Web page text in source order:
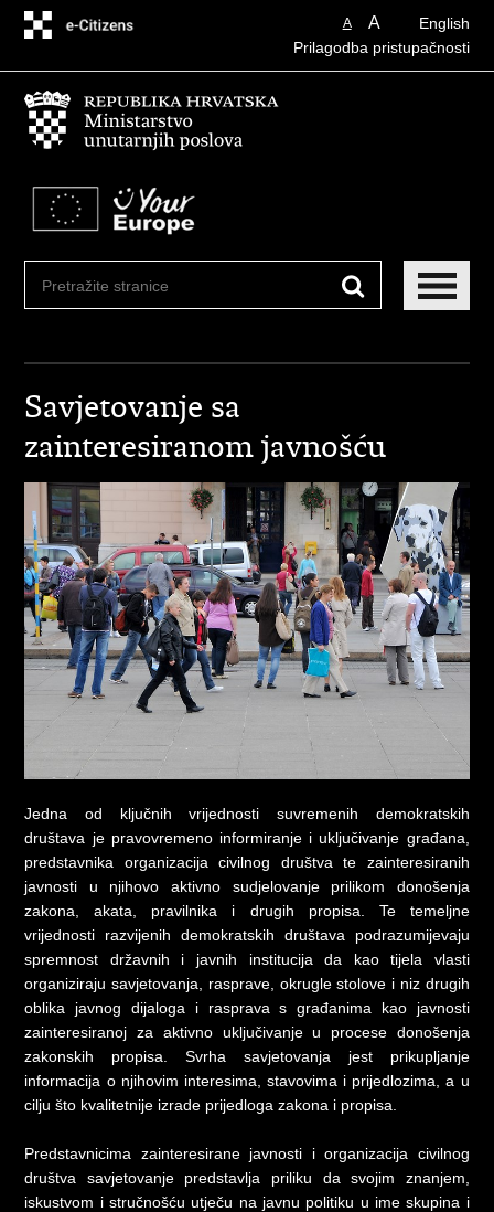
sadržaj
English
A A
Prilagodba pristupačnosti
Savjetovanje sa
zainteresiranom javnošću
Jedna od ključnih vrijednosti suvremenih demokratskih
društava je pravovremeno informiranje i uključivanje građana,
predstavnika organizacija civilnog društva te zainteresiranih
javnosti u njihovo aktivno sudjelovanje prilikom donošenja
zakona, akata, pravilnika i drugih propisa. Te temeljne
vrijednosti razvijenih demokratskih društava podrazumijevaju
spremnost državnih i javnih institucija da kao tijela vlasti
organiziraju savjetovanja, rasprave, okrugle stolove i niz drugih
oblika javnog dijaloga i rasprava s građanima kao javnosti
zainteresiranoj za aktivno uključivanje u procese donošenja
zakonskih propisa. Svrha savjetovanja jest prikupljanje
informacija o njihovim interesima, stavovima i prijedlozima, a u
cilju što kvalitetnije izrade prijedloga zakona i propisa.
Predstavnicima zainteresirane javnosti i organizacija civilnog
društva savjetovanje predstavlja priliku da svojim znanjem,
iskustvom i stručnošću utječu na javnu politiku u ime skupina i